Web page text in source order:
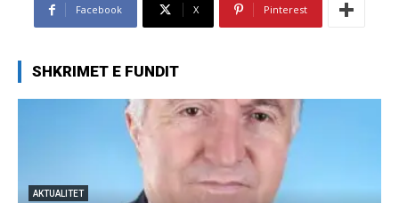
Facebook X Pinterest
SHKRIMET E FUNDIT